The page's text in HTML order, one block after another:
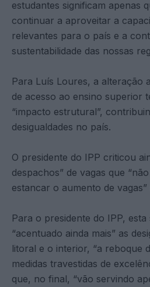
estudantes significam apenas
continuar a aproveitar a
relevantes para o país e a
sustentabilidade das nossas
Para Luís Loures, a alteração
de acesso ao ensino superior
“impacto estrutural”,
desigualdades no país.
O presidente do IPP criticou
despachos” de vagas que
estancar o aumento de
Para o presidente do IPP, esta
“acentuado ainda mais” as
litoral e o interior, “a reboque
medidas travestidas de
que, no final, “vão servindo